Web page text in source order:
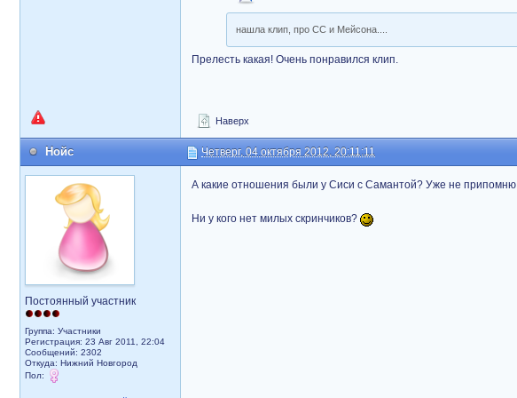
нашла клип, про СС и Мейсона....
Прелесть какая! Очень понравился клип.
Наверх
Нойс Четверг, 04 октября 2012, 20:11:11
Постоянный участник
Группа: Участники
Регистрация: 23 Авг 2011, 22:04
Сообщений: 2302
Откуда: Нижний Новгород
Пол:
А какие отношения были у Сиси с Самантой? Уже не припомню
Ни у кого нет милых скринчиков?